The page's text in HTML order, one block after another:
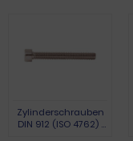
Zylinderschrauben
DIN 912 (ISO 4762) |